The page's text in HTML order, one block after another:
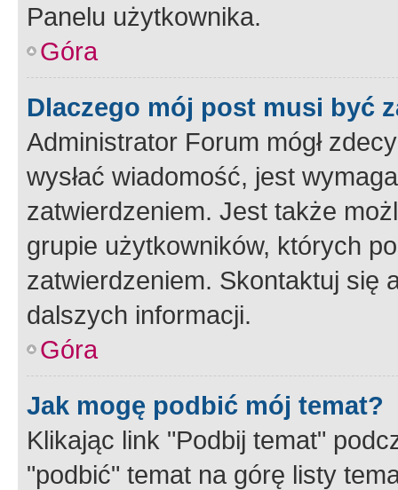
Panelu użytkownika.
Góra
Dlaczego mój post musi być
Administrator Forum mógł
wysłać wiadomość, jest
zatwierdzeniem. Jest także
grupie użytkowników, których
zatwierdzeniem. Skontaktuj się
dalszych informacji.
Góra
Jak mogę podbić mój temat?
Klikając link "Podbij temat"
"podbić" temat na górę listy